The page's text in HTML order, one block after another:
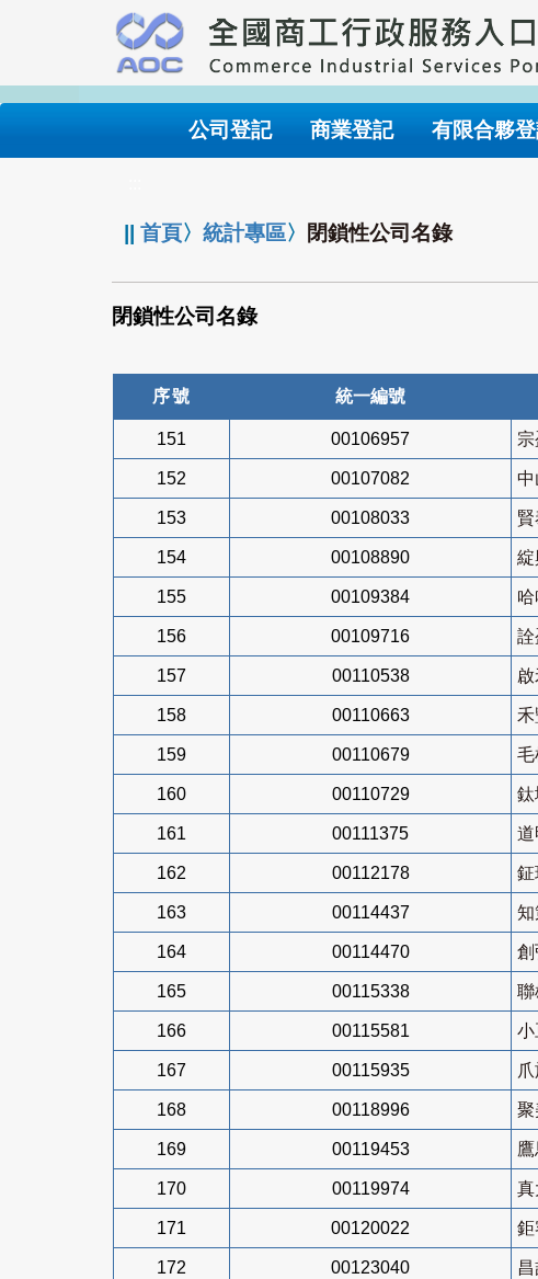
要
內
公司登記 商業登記 有限合夥
||首頁〉統計專區〉 閉鎖性公司名錄
閉鎖性公司名錄
序號 統一編號
151 00106957 宗
152 00107082 中
153 00108033
154 00108890 綻
155 00109384
156 00109716 詮
157 00110538
158 00110663 禾
159 00110679 毛
160 00110729 鈦
161 00111375 道
162 00112178 鉦
163 00114437 知
164 00114470 創
165 00115338 聯
166 00115581 小
167 00115935
168 00118996 聚
169 00119453
170 00119974 真
171 00120022 鉅
172 00123040